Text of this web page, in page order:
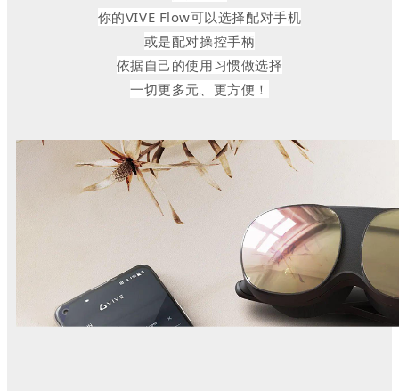
你的VIVE Flow可以选择配对手机
或是配对操控手柄
依据自己的使用习惯做选择
一切更多元、更方便！